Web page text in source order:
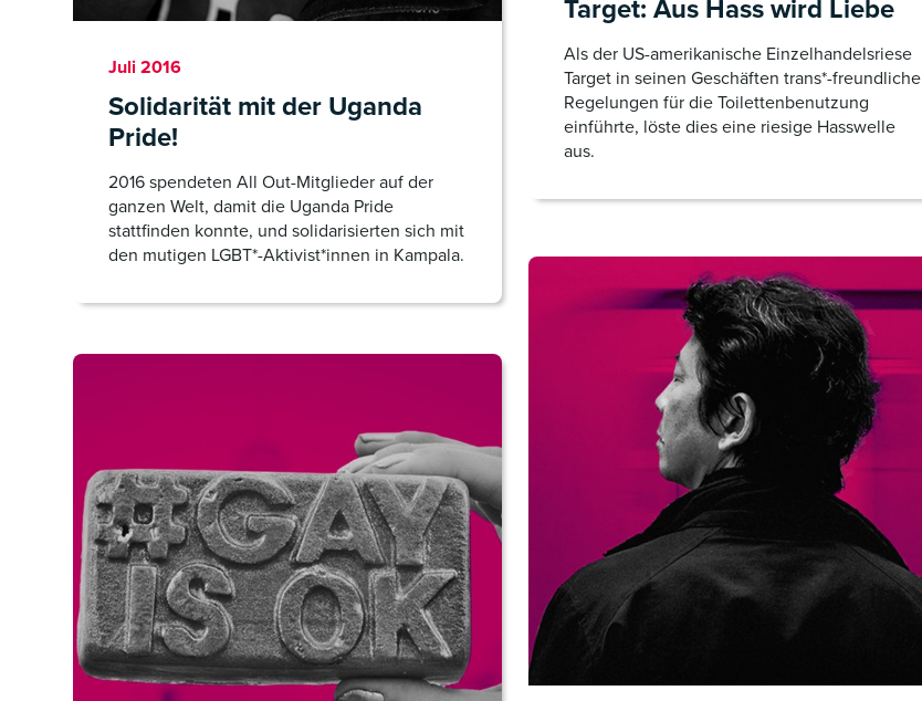
Juli 2016
Solidarität mit der Uganda
Pride!
2016 spendeten All Out-Mitglieder auf der
ganzen Welt, damit die Uganda Pride
stattfinden konnte, und solidarisierten sich mit
den mutigen LGBT*-Aktivist*innen in Kampala.
Target: Aus Hass wird Liebe
Als der US-amerikanische Einzelhandelsriese
Target in seinen Geschäften trans*-freundliche
Regelungen für die Toilettenbenutzung
einführte, löste dies eine riesige Hasswelle
aus.